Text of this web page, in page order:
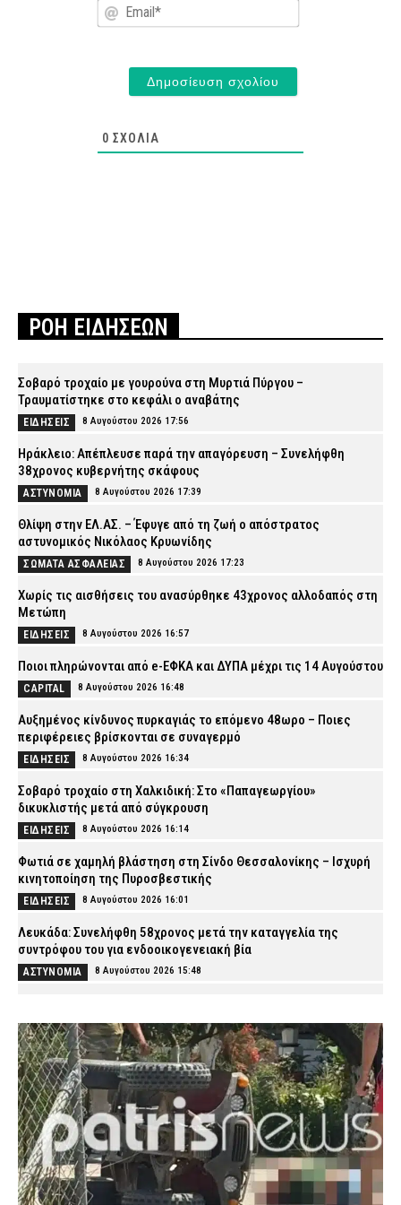
Email*
0 ΣΧΌΛΙΑ
ΡΟΗ ΕΙΔΗΣΕΩΝ
Σοβαρό τροχαίο με γουρούνα στη Μυρτιά Πύργου –
Τραυματίστηκε στο κεφάλι ο αναβάτης
ΕΙΔΗΣΕΙΣ 8 Αυγούστου 2026 17:56
Ηράκλειο: Απέπλευσε παρά την απαγόρευση – Συνελήφθη
38χρονος κυβερνήτης σκάφους
ΑΣΤΥΝΟΜΙΑ 8 Αυγούστου 2026 17:39
Θλίψη στην ΕΛ.ΑΣ. – Έφυγε από τη ζωή ο απόστρατος
αστυνομικός Νικόλαος Κρυωνίδης
ΣΩΜΑΤΑ ΑΣΦΑΛΕΙΑΣ 8 Αυγούστου 2026 17:23
Χωρίς τις αισθήσεις του ανασύρθηκε 43χρονος αλλοδαπός στη
Μετώπη
ΕΙΔΗΣΕΙΣ 8 Αυγούστου 2026 16:57
Ποιοι πληρώνονται από e-ΕΦΚΑ και ΔΥΠΑ μέχρι τις 14 Αυγούστου
CAPITAL 8 Αυγούστου 2026 16:48
Αυξημένος κίνδυνος πυρκαγιάς το επόμενο 48ωρο – Ποιες
περιφέρειες βρίσκονται σε συναγερμό
ΕΙΔΗΣΕΙΣ 8 Αυγούστου 2026 16:34
Σοβαρό τροχαίο στη Χαλκιδική: Στο «Παπαγεωργίου»
δικυκλιστής μετά από σύγκρουση
ΕΙΔΗΣΕΙΣ 8 Αυγούστου 2026 16:14
Φωτιά σε χαμηλή βλάστηση στη Σίνδο Θεσσαλονίκης – Ισχυρή
κινητοποίηση της Πυροσβεστικής
ΕΙΔΗΣΕΙΣ 8 Αυγούστου 2026 16:01
Λευκάδα: Συνελήφθη 58χρονος μετά την καταγγελία της
συντρόφου του για ενδοοικογενειακή βία
ΑΣΤΥΝΟΜΙΑ 8 Αυγούστου 2026 15:48
λόγω μηχανικής βλάβης
ΕΙΔΗΣΕΙΣ 8 Αυγούστου 2026 15:32
Λυκαβηττός: Σε 57χρονη που αγνοούνταν ανήκει η σορός – Από
πτώση ο θάνατός της
ΑΣΤΥΝΟΜΙΑ 8 Αυγούστου 2026 15:17
Συνελήφθησαν τρία άτομα για διακίνηση ναρκωτικών στην
Αττική και την Πανεπιστημιούπολη Ζωγράφου – Θα έβγαζαν
πάνω από 90.000 ευρώ (βίντεο)
ΑΣΤΥΝΟΜΙΑ 8 Αυγούστου 2026 15:06